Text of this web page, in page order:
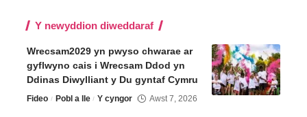
Y newyddion diweddaraf
Wrecsam2029 yn pwyso chwarae ar
gyflwyno cais i Wrecsam Ddod yn
Ddinas Diwylliant y Du gyntaf Cymru
Fideo Pobl a lle Y cyngor Awst 7, 2026